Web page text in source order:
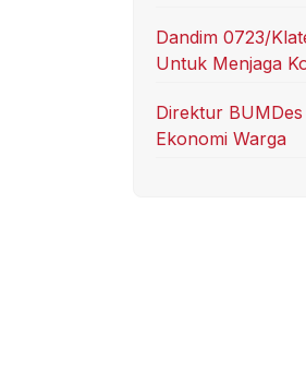
Dandim 0723/
Untuk Menjaga
Direktur
Ekonomi Warga